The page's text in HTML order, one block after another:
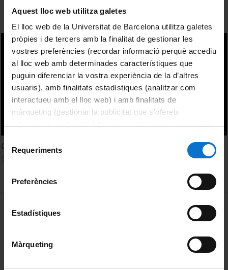
Aquest lloc web utilitza galetes
El lloc web de la Universitat de Barcelona utilitza galetes
pròpies i de tercers amb la finalitat de gestionar les
vostres preferències (recordar informació perquè accediu
al lloc web amb determinades característiques que
puguin diferenciar la vostra experiència de la d’altres
usuaris), amb finalitats estadístiques (analitzar com
interactueu amb el lloc web) i amb finalitats de
màrqueting (gestionar la publicitat que s’ofereix
consultar laPolítica de galetes del lloc web de la
de Requeriments
Preferències
Estadístiques
Màrqueting
Green chemistry from a computational point of view
MENÚ PEU 1
Política de Cookies
Privacidad y términos